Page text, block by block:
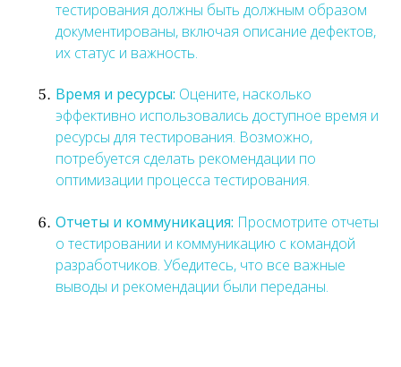
тестирования должны быть должным образом
документированы, включая описание дефектов,
их статус и важность.
Время и ресурсы: Оцените, насколько
эффективно использовались доступное время и
ресурсы для тестирования. Возможно,
потребуется сделать рекомендации по
оптимизации процесса тестирования.
Отчеты и коммуникация: Просмотрите отчеты
о тестировании и коммуникацию с командой
разработчиков. Убедитесь, что все важные
выводы и рекомендации были переданы.